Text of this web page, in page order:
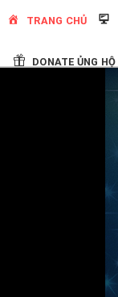
TRANG CHỦ
DONATE ỦNG HỘ